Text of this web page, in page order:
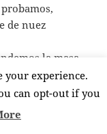
de nuez
la masa
por pan
una sartén
your experience.
can opt-out if you